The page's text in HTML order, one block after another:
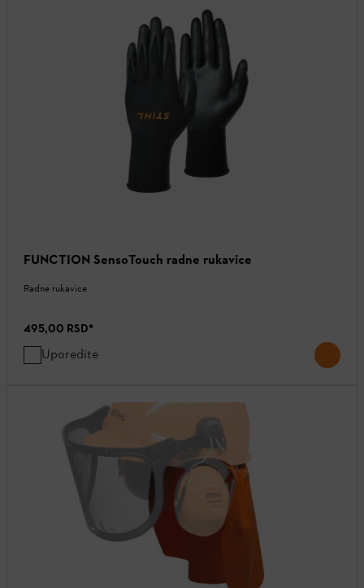
FUNCTION SensoTouch radne rukavice
Radne rukavice
495,00 RSD*
Uporedite